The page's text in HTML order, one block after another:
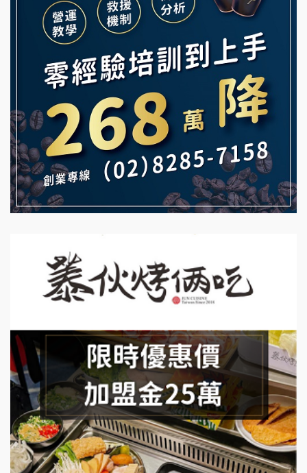
鮮茶道加盟說明會
【曉妍美妝】誠徵行政櫃檯
自助洗衣店誠徵代洗收送人員(台中市)
MUSHEN徵SPA美容芳療師
日十。早午食加盟說明會
拾鑶火鍋加盟說明會
Mr.Wish加盟說明會
白鬍泡泡 BOHO POPO加盟說明會
雞咕雞咕加盟說明會
TEA TOP加盟說明會
珍好味臭臭鍋加盟說明會
藍象廷泰式火鍋加盟說明會
上宇林加盟說明會
莫尼早餐Morni加盟說明會
手作功夫茶加盟說明會
SHARE TEA歇腳亭加盟說明會
潮味決-湯滷專門店加盟說明會
鬍子茶加盟說明會
鮮茶道加盟說明會